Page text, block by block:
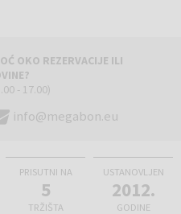
OKO REZERVACIJE ILI
- 17.00)
info@megabon.eu
PRISUTNI NA
5
TRŽIŠTA
USTANOVLJEN
2012.
GODINE